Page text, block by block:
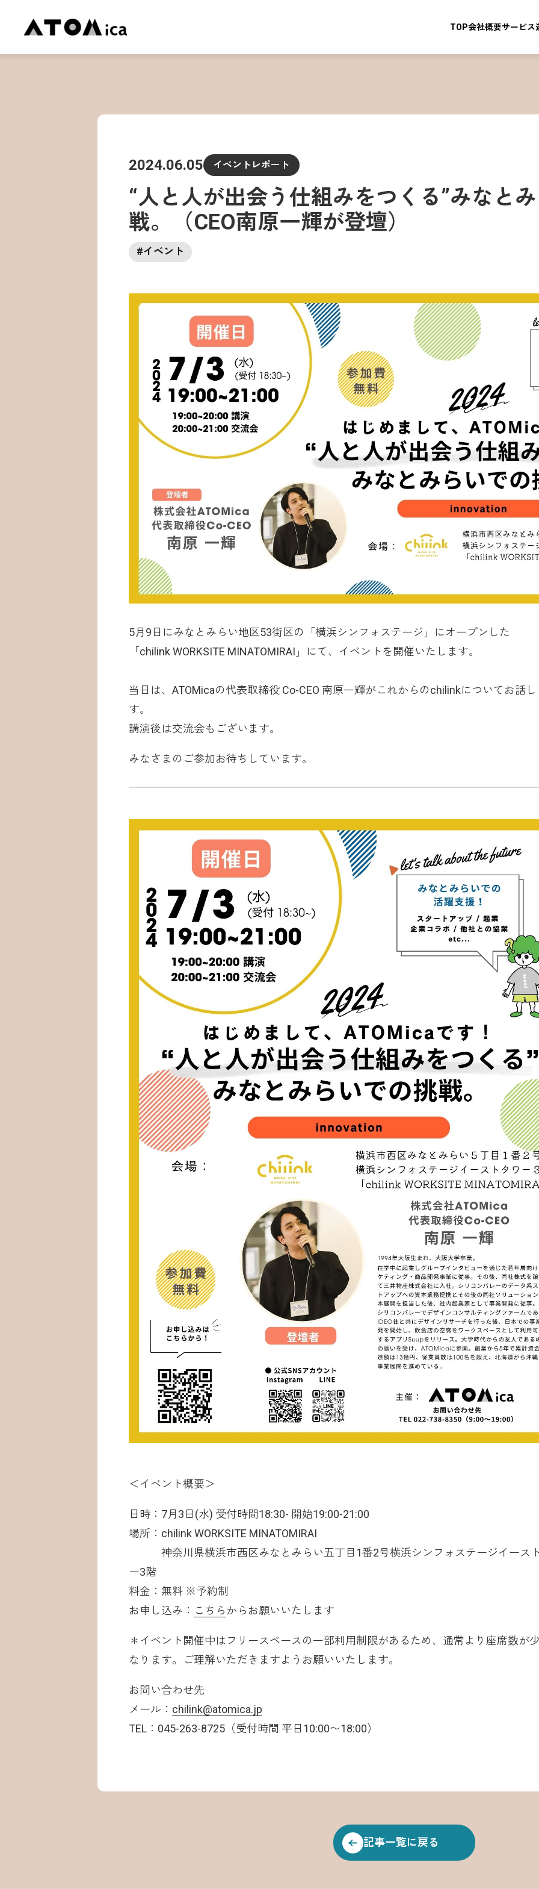
TOP会社概要サービス
2024.06.05 イベントレポート
“人と人が出会う仕組みをつくる”みなと
戦。（CEO南原一輝が登壇）
#イベント
5月9日にみなとみらい地区53街区の「横浜シンフォステージ」にオープンした
「chilink WORKSITE MINATOMIRAI」にて、イベントを開催いたします。
当日は、ATOMicaの代表取締役 Co-CEO 南原一輝がこれからのchilinkについてお話
す。
講演後は交流会もございます。
みなさまのご参加お待ちしています。
＜イベント概要＞
日時：7月3日(水) 受付時間18:30- 開始19:00-21:00
場所：chilink WORKSITE MINATOMIRAI
神奈川県横浜市西区みなとみらい五丁目1番2号横浜シンフォステージイース
ー3階
料金：無料 ※予約制
お申し込み： こちら からお願いいたします
＊イベント開催中はフリースペースの一部利用制限があるため、通常より座席数が
なります。ご理解いただきますようお願いいたします。
お問い合わせ先
メール： chilink@atomica.jp
TEL：045-263-8725（受付時間 平日10:00〜18:00）
記事一覧に戻る